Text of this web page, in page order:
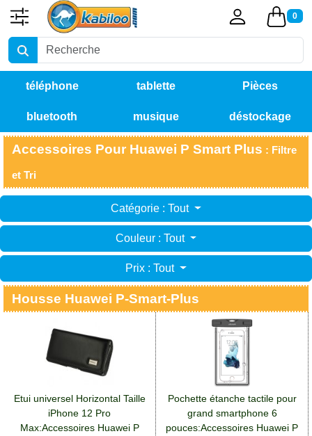
0
téléphone tablette Pièces
détachées
bluetooth musique déstockage
Accessoires Pour Huawei P Smart Plus : Filtre
et Tri
Catégorie : Tout
Couleur : Tout
Prix : Tout
Housse Huawei P-Smart-Plus
Etui universel Horizontal Taille
iPhone 12 Pro
Max:Accessoires Huawei P
Pochette étanche tactile pour
grand smartphone 6
pouces:Accessoires Huawei P